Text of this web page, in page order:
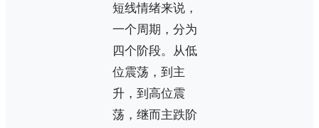
短线情绪来说，
一个周期，分为
四个阶段。从低
位震荡，到主
升，到高位震
荡，继而主跌阶